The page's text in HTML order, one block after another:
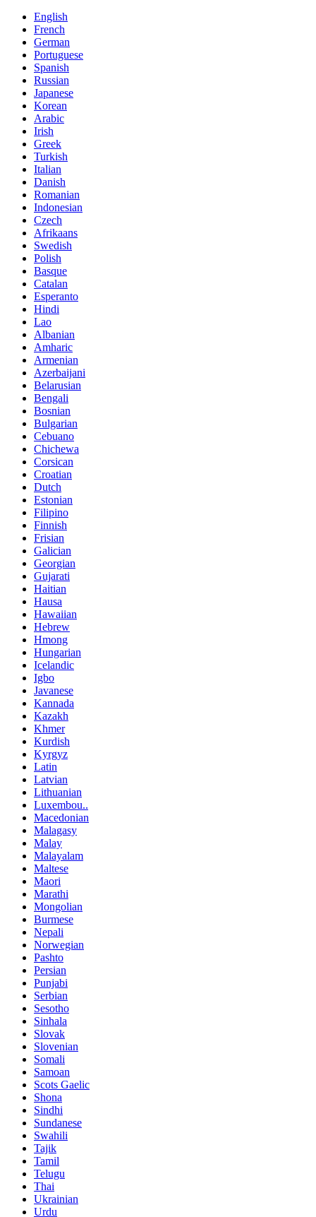
English
French
German
Portuguese
Spanish
Russian
Japanese
Korean
Arabic
Irish
Greek
Turkish
Italian
Danish
Romanian
Indonesian
Czech
Afrikaans
Swedish
Polish
Basque
Catalan
Esperanto
Hindi
Lao
Albanian
Amharic
Armenian
Azerbaijani
Belarusian
Bengali
Bosnian
Bulgarian
Cebuano
Chichewa
Corsican
Croatian
Dutch
Estonian
Filipino
Finnish
Frisian
Galician
Georgian
Gujarati
Haitian
Hausa
Hawaiian
Hebrew
Hmong
Hungarian
Icelandic
Igbo
Javanese
Kannada
Kazakh
Khmer
Kurdish
Kyrgyz
Latin
Latvian
Lithuanian
Luxembou..
Macedonian
Malagasy
Malay
Malayalam
Maltese
Maori
Marathi
Mongolian
Burmese
Nepali
Norwegian
Pashto
Persian
Punjabi
Serbian
Sesotho
Sinhala
Slovak
Slovenian
Somali
Samoan
Scots Gaelic
Shona
Sindhi
Sundanese
Swahili
Tajik
Tamil
Telugu
Thai
Ukrainian
Urdu